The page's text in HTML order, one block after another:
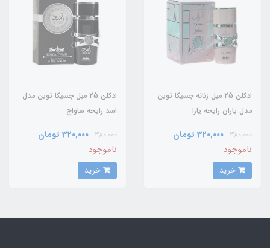
ادکلن 25 میل زنانه جسیکا توین
مدل یاران رایحه یارا
380,000 320,000 تومان
ناموجود
ادکلن 25 میل جسیکا توین مدل
اسد رایحه ساواج
Elixir
380,000 320,000 تومان
ناموجود